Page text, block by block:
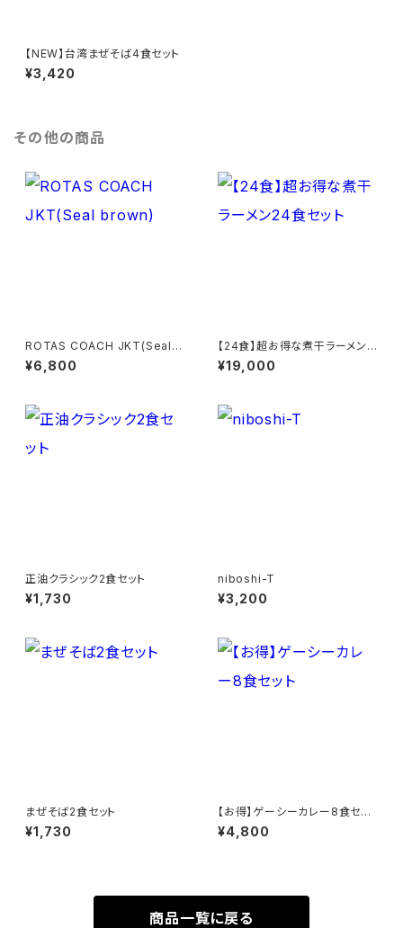
【NEW】台湾まぜそば4食セット
¥3,420
その他の商品
ROTAS COACH JKT(Seal b
rown)
¥6,800
【24食】超お得な煮干ラーメン2
4食セット
¥19,000
正油クラシック2食セット
¥1,730
niboshi-T
¥3,200
まぜそば2食セット
¥1,730
【お得】ゲーシーカレー8食セッ
ト
¥4,800
商品一覧に戻る